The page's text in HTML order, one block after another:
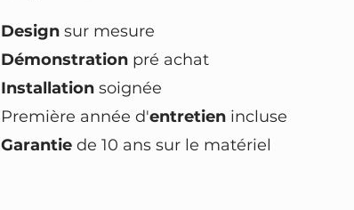
Design sur mesure
Démonstration pré achat
Installation soignée
Première année d'entretien incluse
Garantie de 10 ans sur le matériel